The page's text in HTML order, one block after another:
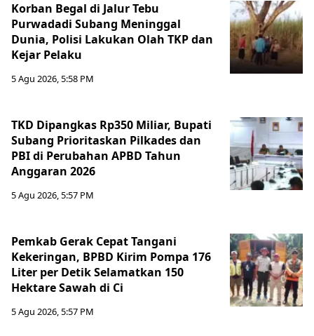
Korban Begal di Jalur Tebu
Purwadadi Subang Meninggal
Dunia, Polisi Lakukan Olah TKP dan
Kejar Pelaku
5 Agu 2026, 5:58 PM
TKD Dipangkas Rp350 Miliar, Bupati
Subang Prioritaskan Pilkades dan
PBI di Perubahan APBD Tahun
Anggaran 2026
5 Agu 2026, 5:57 PM
Pemkab Gerak Cepat Tangani
Kekeringan, BPBD Kirim Pompa 176
Liter per Detik Selamatkan 150
Hektare Sawah di Ci
5 Agu 2026, 5:57 PM